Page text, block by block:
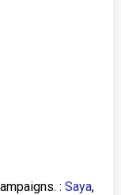
: Saya,